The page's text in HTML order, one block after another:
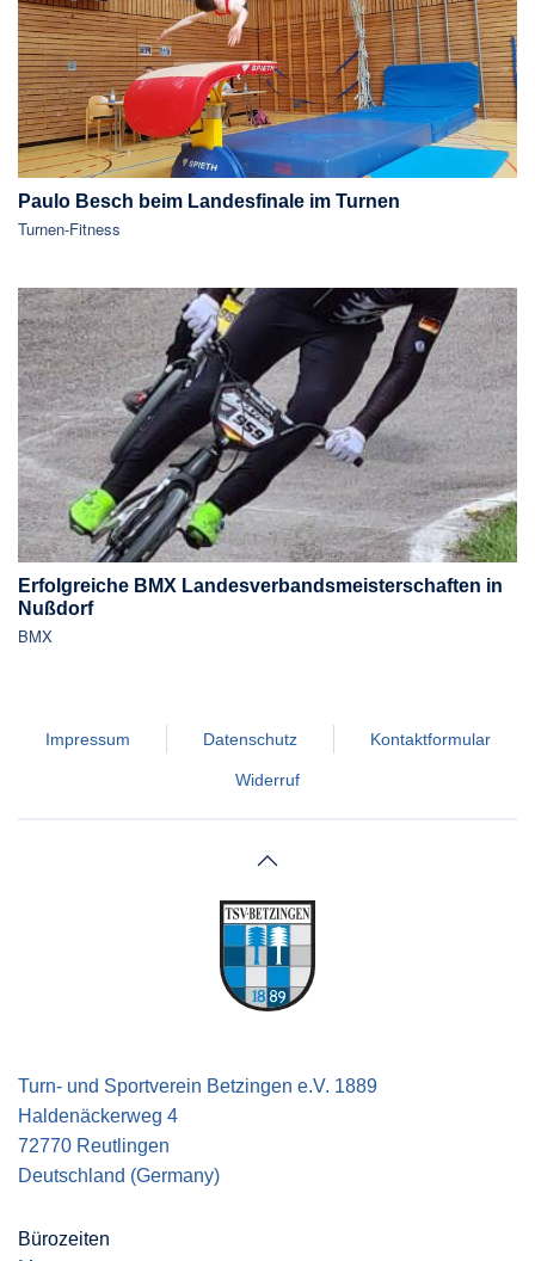
Paulo Besch beim Landesfinale im Turnen
Turnen-Fitness
Erfolgreiche BMX Landesverbandsmeisterschaften in
Nußdorf
BMX
Impressum Datenschutz Kontaktformular
Widerruf
Turn- und Sportverein Betzingen e.V. 1889
Haldenäckerweg 4
72770 Reutlingen
Deutschland (Germany)
Bürozeiten